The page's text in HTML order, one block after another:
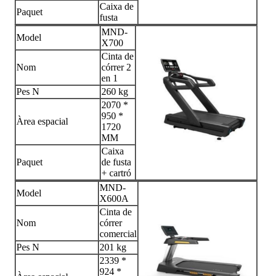
Paquet
Caixa de
fusta
Model
MND-
X700
Nom
Cinta de
córrer 2
en 1
Pes N
260 kg
Àrea espacial
2070 *
950 *
1720
MM
Paquet
Caixa
de fusta
+ cartró
Model
MND-
X600A
Nom
Cinta de
córrer
comercial
Pes N
201 kg
2339 *
924 *